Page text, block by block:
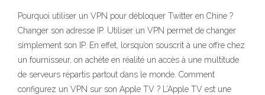
Pourquoi utiliser un VPN pour débloquer Twitter en Chine ?
Changer son adresse IP. Utiliser un VPN permet de changer
simplement son IP. En effet, lorsqu’on souscrit à une offre chez
un fournisseur, on achète en réalité un accès à une multitude
de serveurs répartis partout dans le monde. Comment
configurez un VPN sur son Apple TV ? L’Apple TV est une